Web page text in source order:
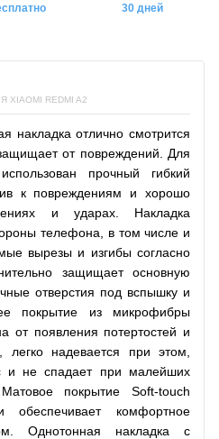
30 дней
XIAOMI REDMI A2
накладка отлично смотрится
от повреждений. Для
прочный гибкий
к повреждениям и хорошо
и ударах. Накладка
телефона, в том числе и
вырезы и изгибы согласно
защищает основную
отверстия под вспышку и
покрытие из микрофибры
от появления потертостей и
легко надевается при этом,
и не спадает при малейших
покрытие Soft-touch
комфортное
Однотонная накладка с